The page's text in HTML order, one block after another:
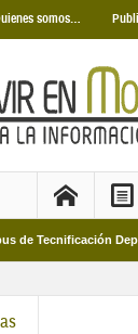
somos…
Deportiva